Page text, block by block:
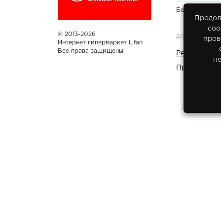
© 2013-2026
Интернет гипермаркет Lifan
Все права защищены
Бесплатно по
ДОКУМЕНТЫ
Реквизиты
Правовая